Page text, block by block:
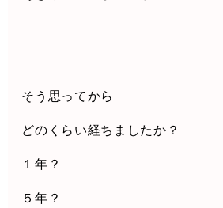
そう思ってから
どのくらい経ちましたか？
１年？
５年？